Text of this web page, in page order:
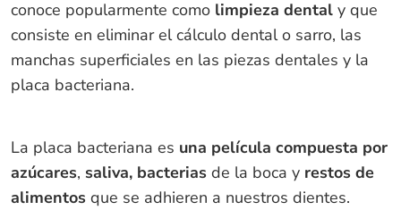
conoce popularmente como limpieza dentaly que
consiste en eliminar el cálculo dental o sarro, las
manchas superficiales en las piezas dentales y la
placa bacteriana.
La placa bacteriana es una película compuesta por
azúcares, saliva, bacterias de la boca y restos de
alimentos que se adhieren a nuestros dientes.